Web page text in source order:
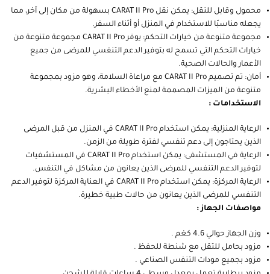
محمول وقابل للنقل: يمكن نقل CARAT II Pro بسهولة من مكان إلى آخر، مما
يجعله مناسبًا للاستخدام في المنزل أو أثناء السفر.
مجموعة متنوعة من خيارات التحكم: يوفر CARAT II Pro مجموعة متنوعة من
خيارات التحكم التي تسمح له بتوفير الدعم التنفسي للمرضى من جميع
الأعمار والحالات الصحية.
أمان: تم تصميم CARAT II Pro مع مراعاة السلامة، وهو مزود بمجموعة
متنوعة من الميزات المصممة لمنع الأخطاء البشرية.
الرعاية المنزلية: يمكن استخدام CARAT II Pro في المنزل من قبل المرضى
الذين يحتاجون إلى دعم تنفسي لفترة طويلة من الزمن.
الرعاية في المستشفى: يمكن استخدام CARAT II Pro في المستشفيات
لتوفير الدعم التنفسي للمرضى الذين يعانون من مشاكل في التنفس.
الرعاية المركزة: يمكن استخدام CARAT II Pro في العناية المركزة لتوفير الدعم
التنفسي للمرضى الذين يعانون من حالات طبية خطيرة.
وزن الجهاز حوالي 4.6 كغم .
مزود بحامل للتقل مع شنطة للحفظ .